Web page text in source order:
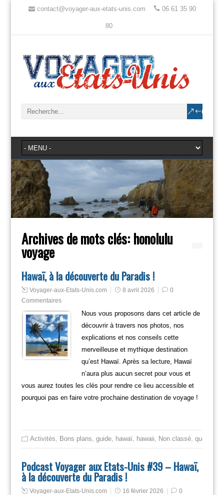
contact@voyager-aux-etats-unis.com 06 61 35 90
80
Archives de mots clés: honolulu
voyage
Hawaï, à la découverte du Paradis !
Voyager-aux-Etats-Unis.com 8 avril 2026
0
Commentaires
Nous vous proposons dans cet article de
découvrir à travers nos photos, nos
explications et nos conseils cette
merveilleuse et mythique destination
qu’est Hawaï. Après sa lecture, Hawaï
n’aura plus aucun secret pour vous et
vous aurez toutes les clés pour rendre ce lieu accessible et
pourquoi pas en faire votre prochaine destination de voyage !
Activités Bons plans guide, hawaï, hawaii Non classé, que faire
Podcast Voyager aux Etats-Unis #39 – Hawaï,
à la découverte du Paradis !
Voyager-aux-Etats-Unis.com 16 février 2026
0